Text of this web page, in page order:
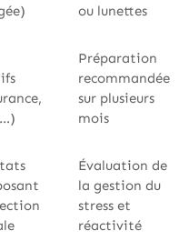
ou lunettes
Préparation
recommandée
sur plusieurs
mois
Évaluation de
la gestion du
stress et
réactivité